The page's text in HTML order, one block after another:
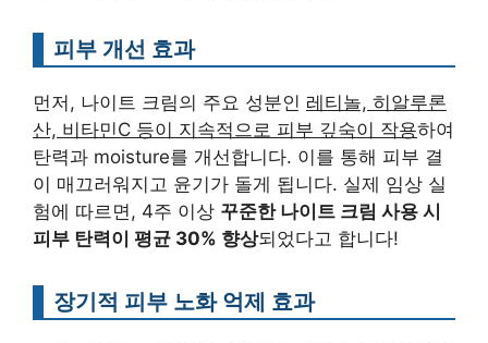
피부 개선 효과
먼저, 나이트 크림의 주요 성분인 레티놀, 히알루론
산, 비타민C 등이 지속적으로 피부 깊숙이 작용하여
탄력과 moisture를 개선합니다. 이를 통해 피부 결
이 매끄러워지고 윤기가 돌게 됩니다. 실제 임상 실
험에 따르면, 4주 이상 꾸준한 나이트 크림 사용 시
피부 탄력이 평균 30% 향상되었다고 합니다!
장기적 피부 노화 억제 효과